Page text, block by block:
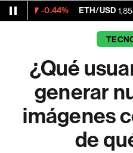
ETH/USD 1,858.04 -
¿Qué
generar
imágenes
de